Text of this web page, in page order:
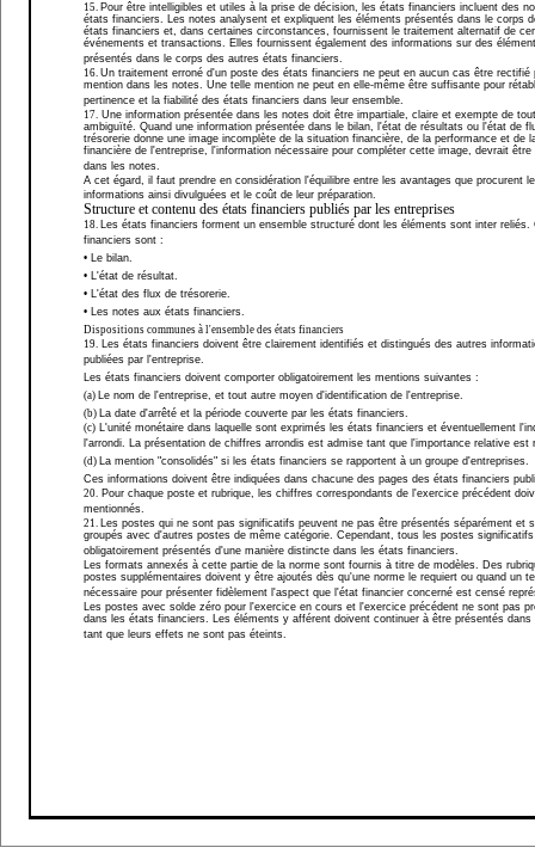
15. Pour être intelligibles et utiles à la prise de décision, les états financiers incluent des
états financiers. Les notes analysent et expliquent les éléments présentés dans le corps
états financiers et, dans certaines circonstances, fournissent le traitement alternatif de
événements et transactions. Elles fournissent également des informations sur des
présentés dans le corps des autres états financiers.
16. Un traitement erroné d'un poste des états financiers ne peut en aucun cas être rectifié
mention dans les notes. Une telle mention ne peut en elle-même être suffisante pour
pertinence et la fiabilité des états financiers dans leur ensemble.
17. Une information présentée dans les notes doit être impartiale, claire et exempte de
ambiguïté. Quand une information présentée dans le bilan, l'état de résultats ou l'état de
trésorerie donne une image incomplète de la situation financière, de la performance et de
financière de l'entreprise, l'information nécessaire pour compléter cette image, devrait être
dans les notes.
A cet égard, il faut prendre en considération l'équilibre entre les avantages que procurent
informations ainsi divulguées et le coût de leur préparation.
Structure et contenu des états financiers publiés par les entreprises
18. Les états financiers forment un ensemble structuré dont les éléments sont inter reliés.
financiers sont :
• Le bilan.
• L'état de résultat.
• L'état des flux de trésorerie.
• Les notes aux états financiers.
Dispositions communes à l'ensemble des états financiers
19. Les états financiers doivent être clairement identifiés et distingués des autres
publiées par l'entreprise.
Les états financiers doivent comporter obligatoirement les mentions suivantes :
(a) Le nom de l'entreprise, et tout autre moyen d'identification de l'entreprise.
(b) La date d'arrêté et la période couverte par les états financiers.
(c) L'unité monétaire dans laquelle sont exprimés les états financiers et éventuellement
l'arrondi. La présentation de chiffres arrondis est admise tant que l'importance relative est
(d) La mention "consolidés" si les états financiers se rapportent à un groupe d'entreprises.
Ces informations doivent être indiquées dans chacune des pages des états financiers
20. Pour chaque poste et rubrique, les chiffres correspondants de l'exercice précédent
mentionnés.
21. Les postes qui ne sont pas significatifs peuvent ne pas être présentés séparément et
groupés avec d'autres postes de même catégorie. Cependant, tous les postes
obligatoirement présentés d'une manière distincte dans les états financiers.
Les formats annexés à cette partie de la norme sont fournis à titre de modèles. Des
postes supplémentaires doivent y être ajoutés dès qu'une norme le requiert ou quand un
nécessaire pour présenter fidèlement l'aspect que l'état financier concerné est censé
Les postes avec solde zéro pour l'exercice en cours et l'exercice précédent ne sont pas
dans les états financiers. Les éléments y afférent doivent continuer à être présentés dans
tant que leurs effets ne sont pas éteints.